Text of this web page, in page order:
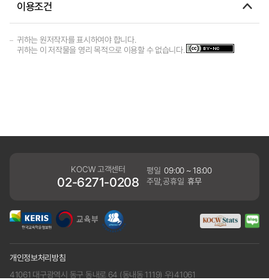
이용조건
귀하는 원저작자를 표시하여야 합니다.
귀하는 이 저작물을 영리 목적으로 이용할 수 없습니다.
KOCW 고객센터
02-6271-0208
평일 09:00 ~ 18:00
주말,공휴일 휴무
개인정보처리방침
41061 대구광역시 동구 동내로 64 (동내동 1119) 우)41061